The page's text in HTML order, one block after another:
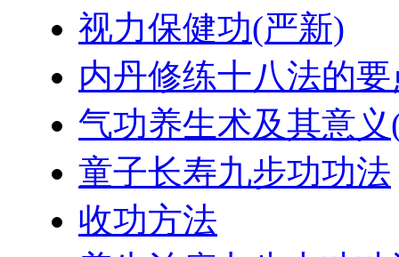
视力保健功(严新)
内丹修练十八法的要
气功养生术及其意
童子长寿九步功功法
收功方法